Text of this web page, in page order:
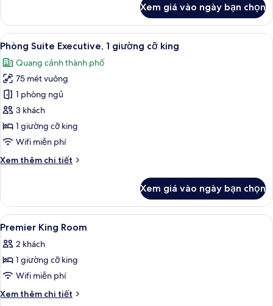
Phòng
giường
Premier
Xem giá vào ngày bạn chọn
Xem
tất
cả
ảnh
Phòng
Suite
Executive,
1
cỡ
Phòng Suite Executive, 1 giường cỡ
6
Phòng Suite Executive, 1 giường cỡ king
Quang cảnh thành phố
75 mét vuông
1 phòng ngủ
3 khách
1 giường cỡ king
Wifi miễn phí
Xem thêm chi tiết
Chi
Phòng
Suite
Executive,
giường
cỡ
Xem giá vào ngày bạn chọn
Xem
tất
cả
ảnh
Premier
King
Két bảo mật tại phòng, bàn, màn/
5
Premier King Room
2 khách
1 giường cỡ king
Wifi miễn phí
Xem thêm chi tiết
Chi